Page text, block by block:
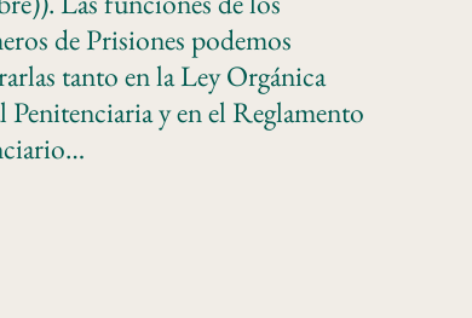
de Prisiones podemos
tanto en la Ley Orgánica
Penitenciaria y en el Reglamento